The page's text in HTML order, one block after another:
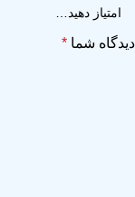
دیدگاه شما *